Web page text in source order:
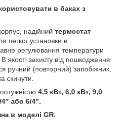
в баках з
надійний термостат
легкої установки в
регулювання температури
В якості захисту від пошкодження
ручний (повторний) запобіжник,
скинути.
4,5 кВт, 6,0 кВт, 9,0
або 6/4″.
в моделі GR.